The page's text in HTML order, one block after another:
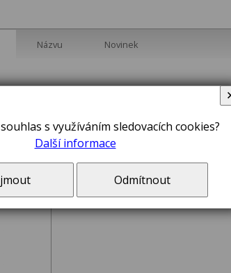
Názvu Novinek
s využíváním sledovacích cookies?
Další informace
Odmítnout